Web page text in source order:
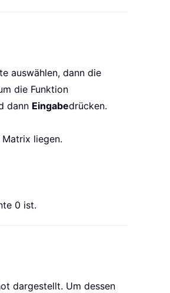
auswählen, dann die
die Funktion
dann Eingabedrücken.
liegen.
0 ist.
dargestellt. Um dessen